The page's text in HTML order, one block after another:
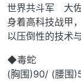
世界共斗军 大佐
身着高科技战甲，
以压倒性的技术
◆毒蛇
(胸围)90/ (腰围